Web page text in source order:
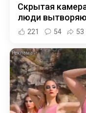
Скрытая
люди
221 54 53